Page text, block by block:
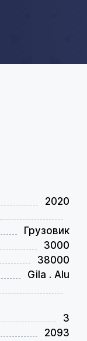
2020
Грузовик
3000
38000
Gila . Alu
3
2093